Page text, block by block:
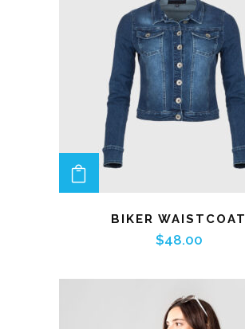
BIKER WAISTCOAT
$48.00